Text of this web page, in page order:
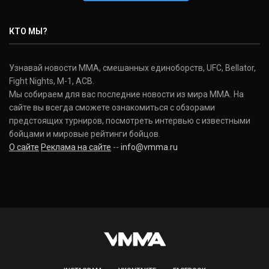
Donald Cerrone
(36-15-0, 1)
Исраэль Адесанья
Israel Adesanya
(19-0-0, 0)
КТО МЫ?
Узнавай новости ММА, смешанных единоборств, UFC, Bellator,
Fight Nights, M-1, ACB.
Мы собираем для вас последние новости из мира ММА. На
сайте вы всегда сможете ознакомиться с обзорами
предстоящих турниров, посмотреть интервью с известными
бойцами и мировые рейтинги бойцов.
О сайте Реклама на сайте -- info@vmma.ru